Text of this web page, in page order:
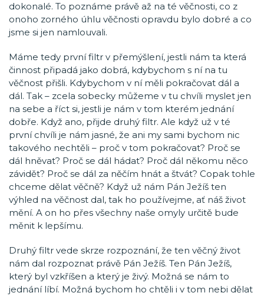
dokonalé. To poznáme právě až na té věčnosti, co z
onoho zorného úhlu věčnosti opravdu bylo dobré a co
jsme si jen namlouvali.
Máme tedy první filtr v přemýšlení, jestli nám ta která
činnost připadá jako dobrá, kdybychom s ní na tu
věčnost přišli. Kdybychom v ní měli pokračovat dál a
dál. Tak – zcela sobecky můžeme v tu chvíli myslet jen
na sebe a říct si, jestli je nám v tom kterém jednání
dobře. Když ano, přijde druhý filtr. Ale když už v té
první chvíli je nám jasné, že ani my sami bychom nic
takového nechtěli – proč v tom pokračovat? Proč se
dál hněvat? Proč se dál hádat? Proč dál někomu něco
závidět? Proč se dál za něčím hnát a štvát? Copak tohle
chceme dělat věčně? Když už nám Pán Ježíš ten
výhled na věčnost dal, tak ho používejme, ať náš život
mění. A on ho přes všechny naše omyly určitě bude
měnit k lepšímu.
Druhý filtr vede skrze rozpoznání, že ten věčný život
nám dal rozpoznat právě Pán Ježíš. Ten Pán Ježíš,
který byl vzkříšen a který je živý. Možná se nám to
jednání líbí. Možná bychom ho chtěli i v tom nebi dělat